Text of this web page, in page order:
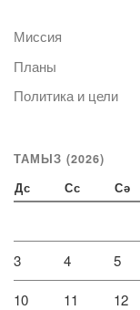
Миссия
Планы
Политика и цели
ТАМЫЗ (2026)
Дс Сс Сә
3 4 5
10 11 12